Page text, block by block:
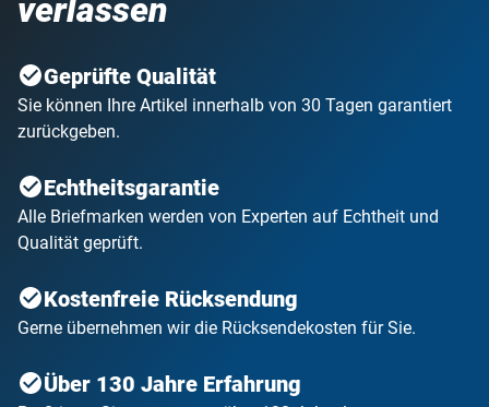
verlassen
Geprüfte Qualität
Sie können Ihre Artikel innerhalb von 30 Tagen garantiert
zurückgeben.
Echtheitsgarantie
Alle Briefmarken werden von Experten auf Echtheit und
Qualität geprüft.
Kostenfreie Rücksendung
Gerne übernehmen wir die Rücksendekosten für Sie.
Über 130 Jahre Erfahrung